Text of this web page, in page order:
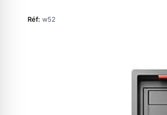
Réf: w52